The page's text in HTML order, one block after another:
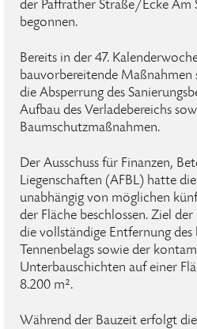
der Paffrather Straße/Ecke Am
begonnen.
Bereits in der 47.
bauvorbereitende
die Absperrung des
Aufbau des Verladebereichs
Baumschutzmaßnahmen.
Der Ausschuss für Finanzen,
Liegenschaften (AFBL) hatte
unabhängig von möglichen
der Fläche beschlossen. Ziel
die vollständige Entfernung des
Tennenbelags sowie der
Unterbauschichten auf einer
8.200 m².
Während der Bauzeit erfolgt